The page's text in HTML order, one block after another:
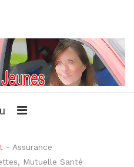
- Assurance
, Mutuelle Santé